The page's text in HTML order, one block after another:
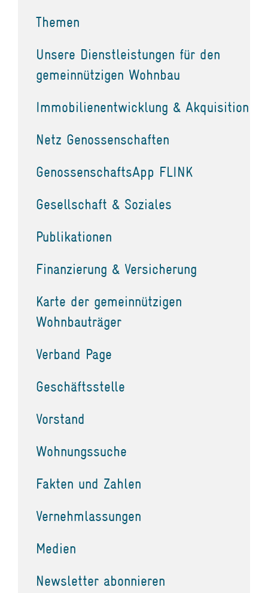
Themen
Unsere Dienstleistungen für den
gemeinnützigen Wohnbau
Immobilienentwicklung & Akquisition
Netz Genossenschaften
GenossenschaftsApp FLINK
Gesellschaft & Soziales
Publikationen
Finanzierung & Versicherung
Karte der gemeinnützigen
Wohnbauträger
Verband Page
Geschäftsstelle
Vorstand
Wohnungssuche
Fakten und Zahlen
Vernehmlassungen
Medien
Newsletter abonnieren